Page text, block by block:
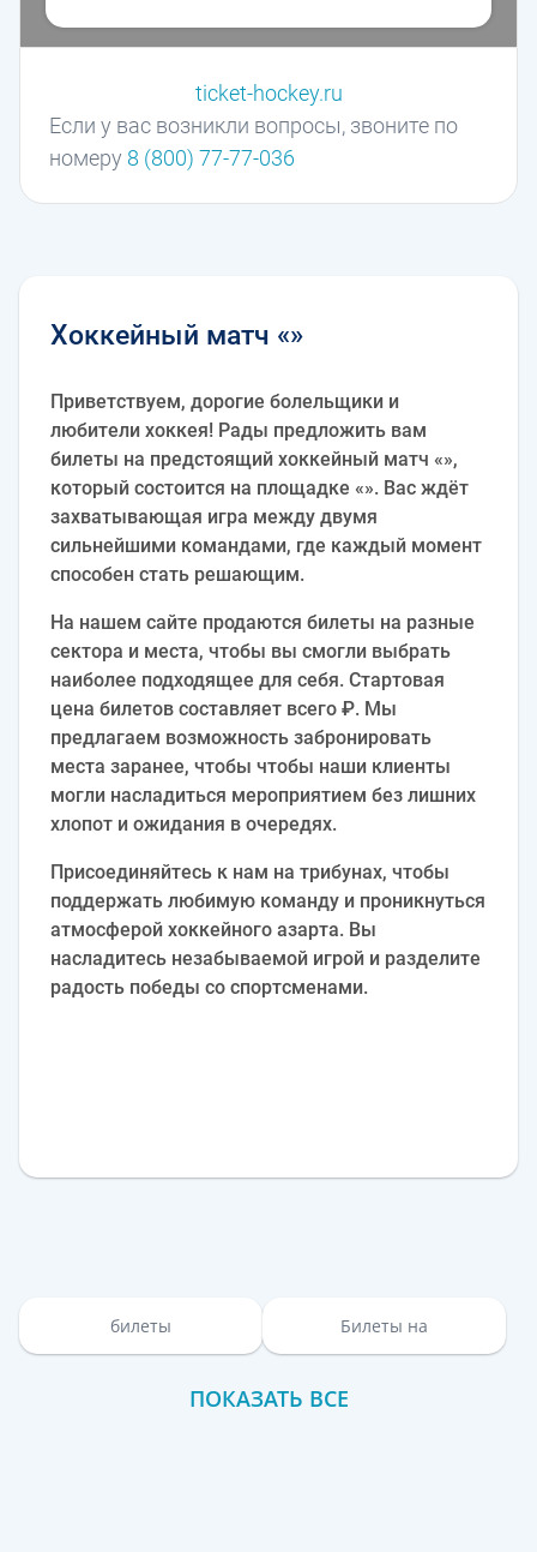
Если у вас возникли вопросы, звоните по
номеру 8 (800) 77-77-036
ticket-hockey.ru
Хоккейный матч «»
Приветствуем, дорогие болельщики и
любители хоккея! Рады предложить вам
билеты на предстоящий хоккейный матч «»,
который состоится на площадке «». Вас ждёт
захватывающая игра между двумя
сильнейшими командами, где каждый момент
способен стать решающим.
На нашем сайте продаются билеты на разные
сектора и места, чтобы вы смогли выбрать
наиболее подходящее для себя. Стартовая
цена билетов составляет всего ₽. Мы
предлагаем возможность забронировать
места заранее, чтобы чтобы наши клиенты
могли насладиться мероприятием без лишних
хлопот и ожидания в очередях.
Присоединяйтесь к нам на трибунах, чтобы
поддержать любимую команду и проникнуться
атмосферой хоккейного азарта. Вы
насладитесь незабываемой игрой и разделите
радость победы со спортсменами.
билеты Билеты на
ПОКАЗАТЬ ВСЕ